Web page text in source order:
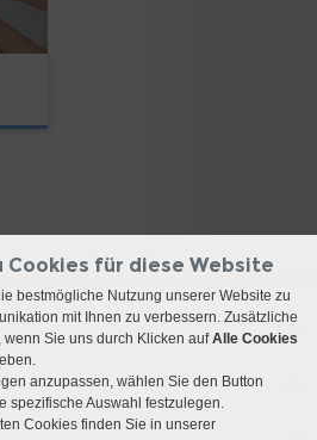
Cookies für diese Website
bestmögliche Nutzung unserer Website zu
mit Ihnen zu verbessern. Zusätzliche
Sie uns durch Klicken aufAlle Cookies
anzupassen, wählen Sie den Button
spezifische Auswahl festzulegen.
Cookies finden Sie in unserer